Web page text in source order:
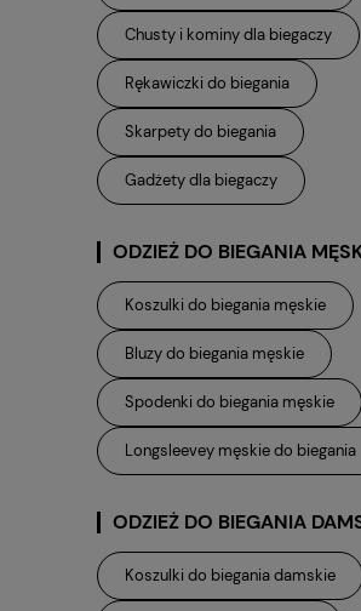
Chusty i kominy dla biegaczy
Rękawiczki do biegania
Skarpety do biegania
Gadżety dla biegaczy
ODZIEŻ DO BIEGANIA
Koszulki do biegania męskie
Bluzy do biegania męskie
Spodenki do biegania męskie
Longsleevey męskie do biegania
ODZIEŻ DO BIEGANIA
Koszulki do biegania damskie